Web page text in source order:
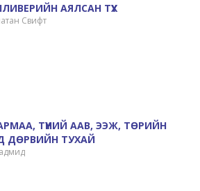
АЯЛСАН ТҮҮХ
Свифт
ТҮҮНИЙ ААВ, ЭЭЖ, ТӨРИЙН
ДӨРВИЙН ТУХАЙ